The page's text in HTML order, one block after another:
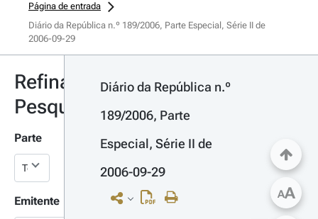
Página de entrada
Diário da República n.º 189/2006, Parte Especial, Série II de
2006-09-29
Refinar
Pesquisa
Parte
Emitente
Diário da República n.º
189/2006, Parte
Especial, Série II de
2006-09-29
AA